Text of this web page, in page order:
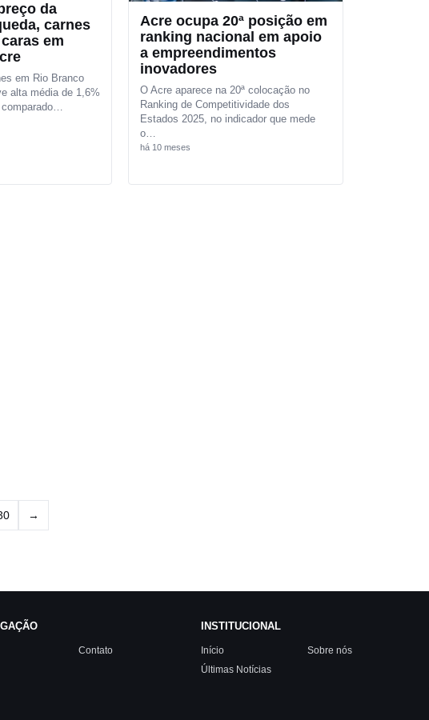
da
carnes
em
em Rio Branco
alta média de 1,6%
comparado…
Acre ocupa 20ª posição em
ranking nacional em apoio
a empreendimentos
inovadores
O Acre aparece na 20ª colocação no
Ranking de Competitividade dos
Estados 2025, no indicador que mede
o…
há 10 meses
→
Contato
INSTITUCIONAL
Início
Últimas Notícias
Sobre nós